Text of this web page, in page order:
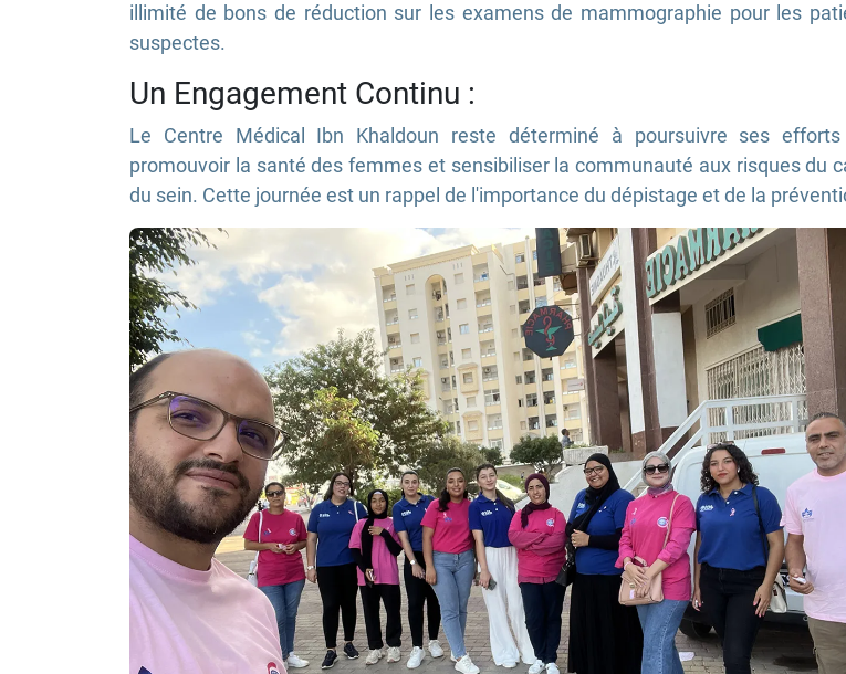
illimité de bons de réduction sur les examens de mammographie pour les
suspectes.
Un Engagement Continu :
Le Centre Médical Ibn Khaldoun reste déterminé à poursuivre ses
promouvoir la santé des femmes et sensibiliser la communauté aux risques du
du sein. Cette journée est un rappel de l'importance du dépistage et de la